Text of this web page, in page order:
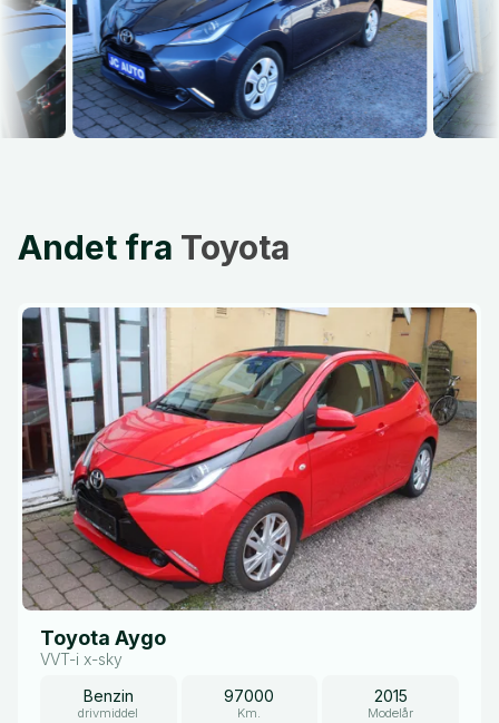
Andet fra Toyota
Toyota Aygo
VVT-i x-sky
Benzin
drivmiddel
97000
Km.
2015
Modelår